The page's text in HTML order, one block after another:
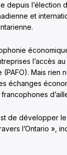
depuis l’élection
et
l’accès
Mais rien
échanges
de développer
l’Ontario »,